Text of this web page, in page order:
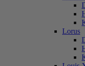
Lorus